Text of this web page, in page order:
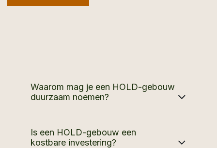
Waarom mag je een HOLD-gebouw
duurzaam noemen?
Is een HOLD-gebouw een
kostbare investering?